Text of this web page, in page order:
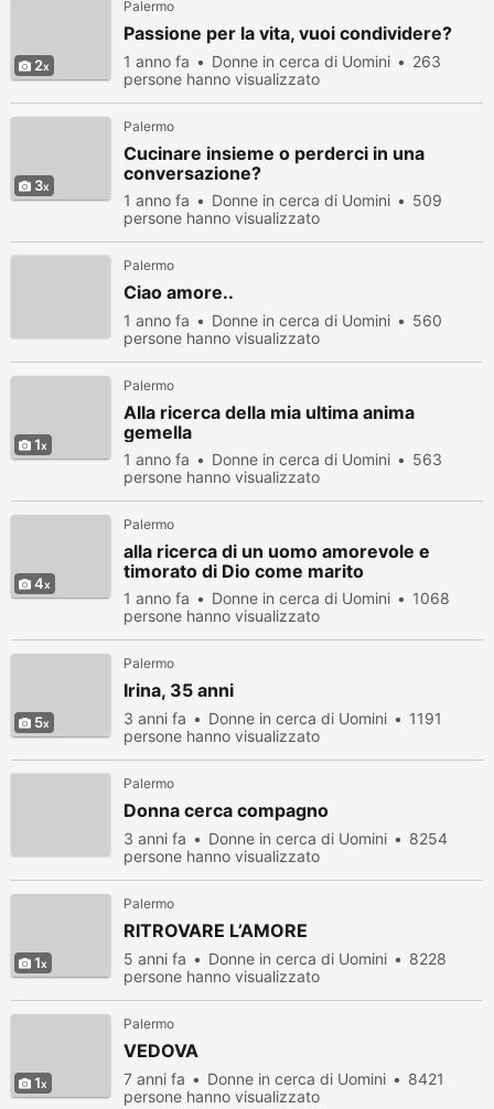
2
Palermo
Passione per la vita, vuoi condividere?
1 anno fa Donne in cerca di Uomini
263
persone hanno visualizzato
3
Palermo
Cucinare insieme o perderci in una
conversazione?
1 anno fa Donne in cerca di Uomini
509
persone hanno visualizzato
Palermo
Ciao amore..
1 anno fa Donne in cerca di Uomini
560
persone hanno visualizzato
1
Palermo
Alla ricerca della mia ultima anima
gemella
1 anno fa Donne in cerca di Uomini
563
persone hanno visualizzato
4
Palermo
alla ricerca di un uomo amorevole e
timorato di Dio come marito
1 anno fa Donne in cerca di Uomini
1068
persone hanno visualizzato
5
Palermo
Irina, 35 anni
3 anni fa Donne in cerca di Uomini
1191
persone hanno visualizzato
Palermo
Donna cerca compagno
3 anni fa Donne in cerca di Uomini
8254
persone hanno visualizzato
1
Palermo
RITROVARE L’AMORE
5 anni fa Donne in cerca di Uomini
8228
persone hanno visualizzato
1
Palermo
VEDOVA
7 anni fa Donne in cerca di Uomini
8421
persone hanno visualizzato